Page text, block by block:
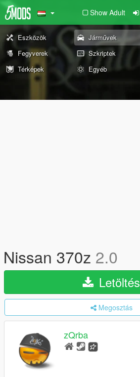
Show Adult
Eszközök Járművek
Fegyverek
Szkriptek
Térképek
Egyéb
Nissan 370z 2.0
Letöltés
Megosztás
zQrba